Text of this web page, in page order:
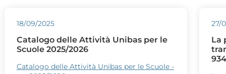
18/09/2025
Catalogo delle Attività Unibas per le
Scuole 2025/2026
Catalogo delle Attività Unibas per le Scuole -
27/
La